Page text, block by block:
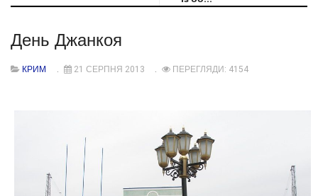
День Джанкоя
КРИМ 21 СЕРПНЯ 2013 ПЕРЕГЛЯДИ: 4154